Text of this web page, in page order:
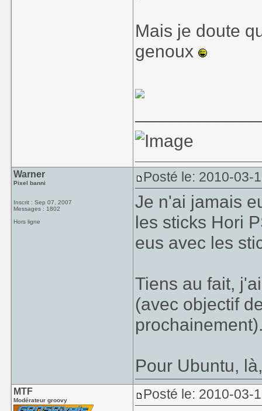
Mais je doute
genoux
Warner
Pixel banni
Inscrit : Sep 07, 2007
Messages : 1802
Hors ligne
Posté le: 2010-03-
Je n'ai jamais
les sticks Hori
eus avec les
Tiens au fait,
(avec objectif
Pour Ubuntu,
MTF
Modérateur groovy Posté le: 2010-03-